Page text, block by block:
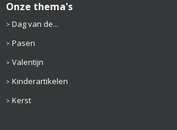
Onze thema's
Dag van de...
Pasen
Valentijn
Kinderartikelen
Kerst